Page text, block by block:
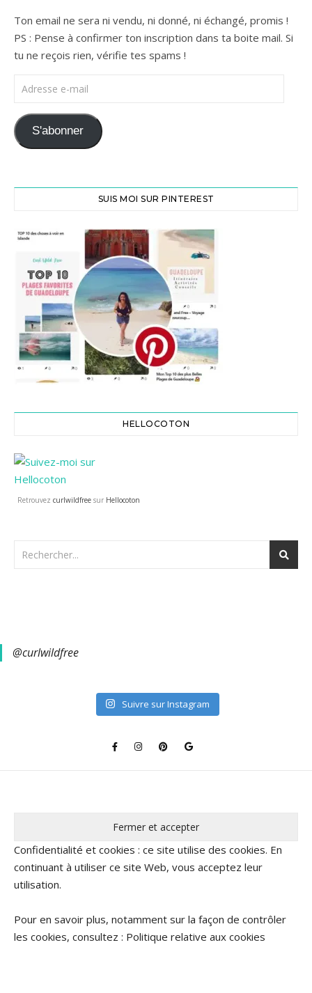
Ton email ne sera ni vendu, ni donné, ni échangé, promis !
PS : Pense à confirmer ton inscription dans ta boite mail. Si
tu ne reçois rien, vérifie tes spams !
Adresse e-mail
S'abonner
SUIS MOI SUR PINTEREST
HELLOCOTON
Retrouvez curlwildfree sur Hellocoton
@curlwildfree
Suivre sur Instagram
Confidentialité et cookies : ce site utilise des cookies. En
continuant à utiliser ce site Web, vous acceptez leur
utilisation.
Pour en savoir plus, notamment sur la façon de contrôler
les cookies, consultez : Politique relative aux cookies